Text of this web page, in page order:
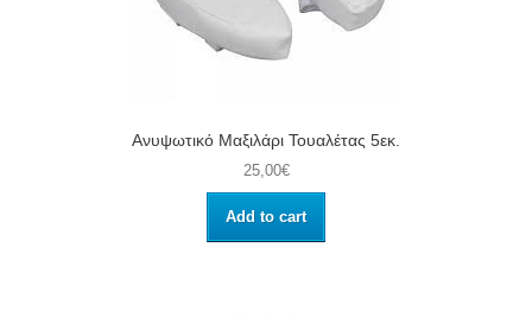
Ανυψωτικό Μαξιλάρι Τουαλέτας 5εκ.
25,00€
Add to cart